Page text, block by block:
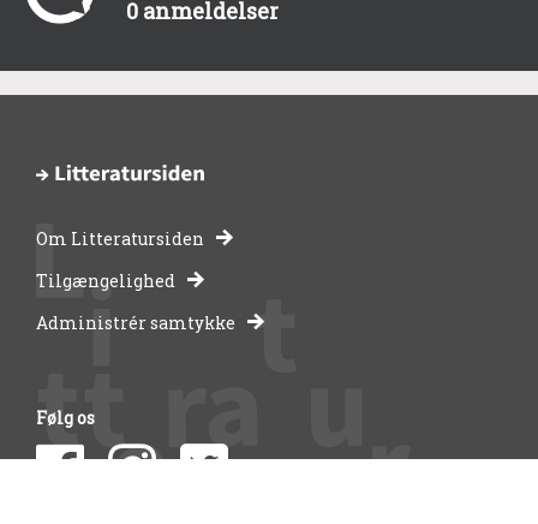
0 anmeldelser
-
bibliotekernes
side
Om Litteratursiden
Tilgængelighed
Administrér samtykke
Følg os